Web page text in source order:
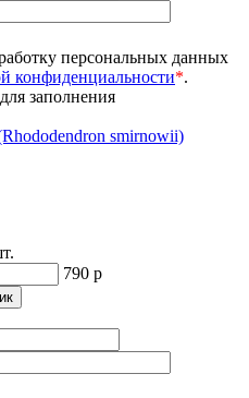
персональных данных
конфиденциальности*.
заполнения
smirnowii)
790 р